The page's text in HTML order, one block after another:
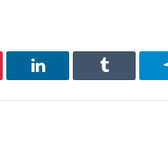
LinkedIn Tumblr